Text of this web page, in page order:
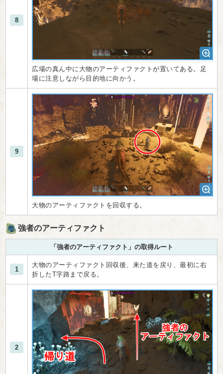
8
広場の真ん中に大物のアーティファクトが置いてある。足
場に注意しながら目的地に向かう。
9
大物のアーティファクトを回収する。
強者のアーティファクト
「強者のアーティファクト」の取得ルート
1
大物のアーティファクト回収後、来た道を戻り、最初に右
折したT字路まで戻る。
2